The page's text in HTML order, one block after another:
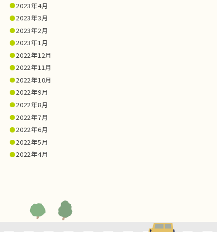
2023年4月
2023年3月
2023年2月
2023年1月
2022年12月
2022年11月
2022年10月
2022年9月
2022年8月
2022年7月
2022年6月
2022年5月
2022年4月